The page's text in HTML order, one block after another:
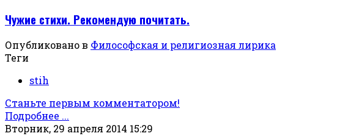
Чужие стихи. Рекомендую почитать.
Опубликовано в Философская и религиозная лирика
Теги
stih
Станьте первым комментатором!
Подробнее ...
Вторник, 29 апреля 2014 15:29